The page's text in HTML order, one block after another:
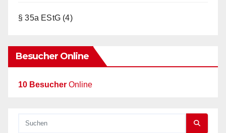
§ 35a EStG (4)
Besucher Online
10 Besucher Online